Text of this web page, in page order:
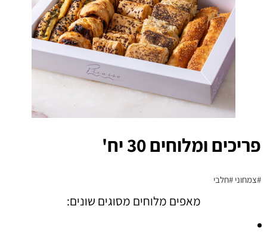
פריכים ומלוחים 30 יח'
#צמחוני #חלבי
מאפים מלוחים מסוגים שונים: